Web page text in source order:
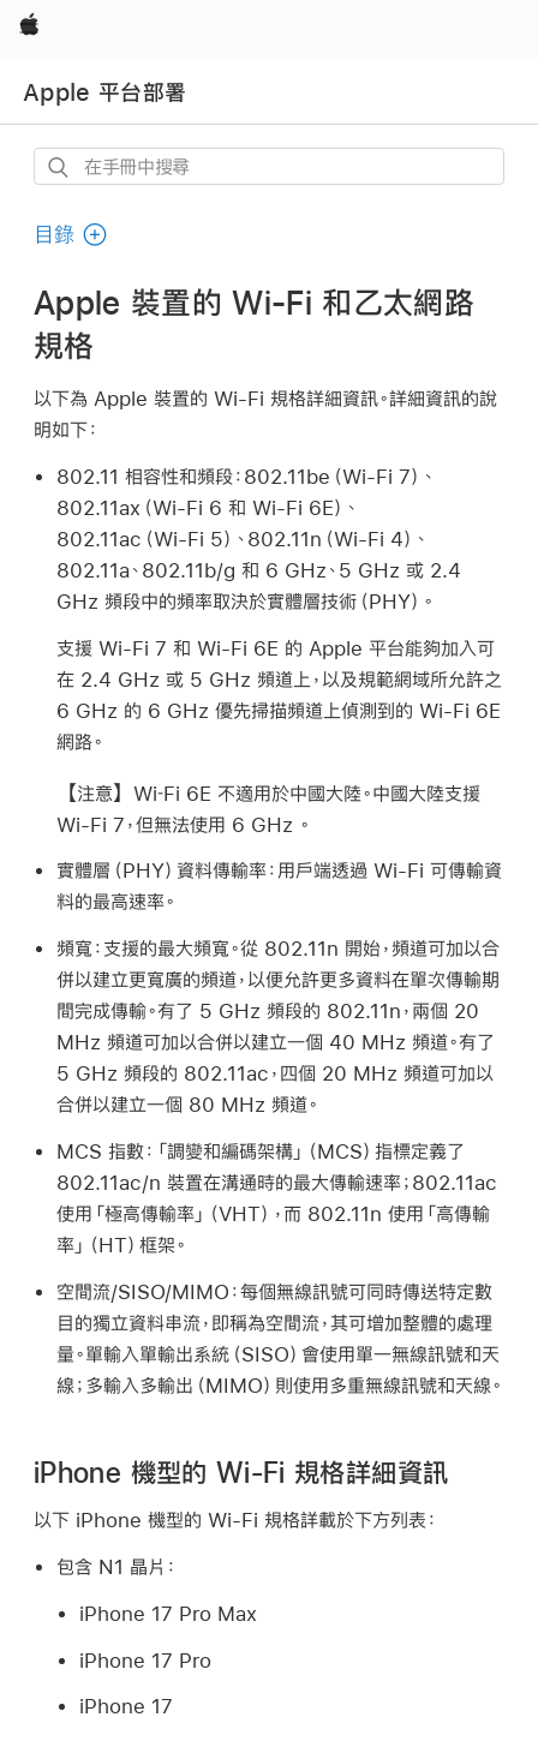
Apple
Apple 平台部署
在
冊
搜
尋
目錄
Apple 裝置的 Wi-Fi 和乙太網路
規格
以下為 Apple 裝置的 Wi-Fi 規格詳細資訊。詳細資訊的說
明如下：
802.11 相容性和頻段： 802.11be（Wi-Fi 7）、
802.11ax（Wi-Fi 6 和 Wi-Fi 6E）、
802.11ac（Wi-Fi 5）、802.11n（Wi-Fi 4）、
802.11a、802.11b/g 和 6 GHz、5 GHz 或 2.4
GHz 頻段中的頻率取決於實體層技術（PHY）。
支援 Wi-Fi 7 和 Wi-Fi 6E 的 Apple 平台能夠加入可
在 2.4 GHz 或 5 GHz 頻道上，以及規範網域所允許之
6 GHz 的 6 GHz 優先掃描頻道上偵測到的 Wi-Fi 6E
網路。
【注意】 Wi‑Fi 6E 不適用於中國大陸。中國大陸支援
Wi-Fi 7，但無法使用 6 GHz 。
實體層（PHY）資料傳輸率： 用戶端透過 Wi-Fi 可傳輸資
料的最高速率。
頻寬： 支援的最大頻寬。從 802.11n 開始，頻道可加以合
併以建立更寬廣的頻道，以便允許更多資料在單次傳輸期
間完成傳輸。有了 5 GHz 頻段的 802.11n，兩個 20
MHz 頻道可加以合併以建立一個 40 MHz 頻道。有了
5 GHz 頻段的 802.11ac，四個 20 MHz 頻道可加以
合併以建立一個 80 MHz 頻道。
MCS 指數： 「調變和編碼架構」（MCS）指標定義了
802.11ac/n 裝置在溝通時的最大傳輸速率；802.11ac
使用「極高傳輸率」（VHT），而 802.11n 使用「高傳輸
率」（HT）框架。
空間流/SISO/MIMO：每個無線訊號可同時傳送特定數
目的獨立資料串流，即稱為空間流 ，其可增加整體的處理
量。單輸入單輸出系統（SISO）會使用單一無線訊號和天
線；多輸入多輸出（MIMO）則使用多重無線訊號和天線。
iPhone 機型的 Wi-Fi 規格詳細資訊
以下 iPhone 機型的 Wi-Fi 規格詳載於下方列表：
包含 N1 晶片：
iPhone 17 Pro Max
iPhone 17 Pro
iPhone 17